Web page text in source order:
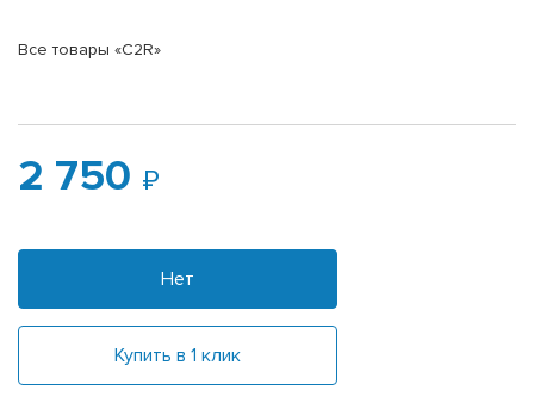
Все товары «C2R»
2 750
Нет
Купить в 1 клик